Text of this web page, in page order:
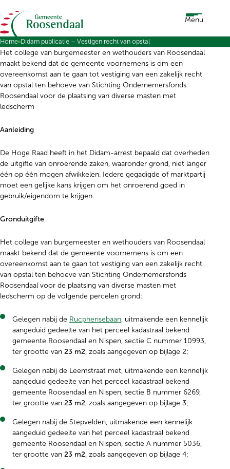
Ga naar de inhoud Menu
Home Didam publicatie – Vestigen recht van opstal
Het college van burgemeester en wethouders van Roosendaal
maakt bekend dat de gemeente voornemens is om een
overeenkomst aan te gaan tot vestiging van een zakelijk recht
van opstal ten behoeve van Stichting Ondernemersfonds
Roosendaal voor de plaatsing van diverse masten met
ledscherm
Aanleiding
De Hoge Raad heeft in het Didam-arrest bepaald dat overheden
de uitgifte van onroerende zaken, waaronder grond, niet langer
één op één mogen afwikkelen. Iedere gegadigde of marktpartij
moet een gelijke kans krijgen om het onroerend goed in
gebruik/eigendom te krijgen.
Gronduitgifte
Het college van burgemeester en wethouders van Roosendaal
maakt bekend dat de gemeente voornemens is om een
overeenkomst aan te gaan tot vestiging van een zakelijk recht
van opstal ten behoeve van Stichting Ondernemersfonds
Roosendaal voor de plaatsing van diverse masten met
ledscherm op de volgende percelen grond:
Gelegen nabij de Rucphensebaan, uitmakende een kennelijk
aangeduid gedeelte van het perceel kadastraal bekend
gemeente Roosendaal en Nispen, sectie C nummer 10993,
ter grootte van 23 m2, zoals aangegeven op bijlage 2;
Gelegen nabij de Leemstraat met, uitmakende een kennelijk
aangeduid gedeelte van het perceel kadastraal bekend
gemeente Roosendaal en Nispen, sectie B nummer 6269,
ter grootte van 23 m2, zoals aangegeven op bijlage 3;
Gelegen nabij de Stepvelden, uitmakende een kennelijk
aangeduid gedeelte van het perceel kadastraal bekend
gemeente Roosendaal en Nispen, sectie A nummer 5036,
ter grootte van 23 m2, zoals aangegeven op bijlage 4;